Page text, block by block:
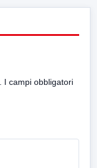
I campi obbligatori